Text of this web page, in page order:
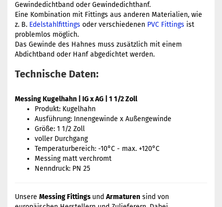
Gewindedichtband oder Gewindedichthanf.
Eine Kombination mit Fittings aus anderen Materialien, wie
z. B. Edelstahlfittings oder verschiedenen PVC Fittings ist
problemlos möglich.
Das Gewinde des Hahnes muss zusätzlich mit einem
Abdichtband oder Hanf abgedichtet werden.
Technische Daten:
Messing Kugelhahn | IG x AG | 1 1/2 Zoll
Produkt: Kugelhahn
Ausführung: Innengewinde x Außengewinde
Größe: 1 1/2 Zoll
voller Durchgang
Temperaturbereich: -10°C - max. +120°C
Messing matt verchromt
Nenndruck: PN 25
Unsere Messing Fittings und Armaturen sind von